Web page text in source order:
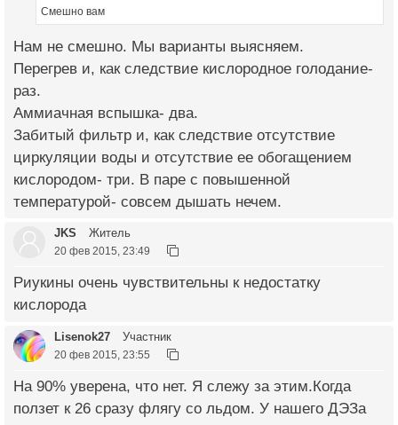
Смешно вам
Нам не смешно. Мы варианты выясняем.
Перегрев и, как следствие кислородное голодание-
раз.
Аммиачная вспышка- два.
Забитый фильтр и, как следствие отсутствие
циркуляции воды и отсутствие ее обогащением
кислородом- три. В паре с повышенной
температурой- совсем дышать нечем.
JKS Житель
20 фев 2015, 23:49
Риукины очень чувствительны к недостатку
кислорода
Lisenok27 Участник
20 фев 2015, 23:55
На 90% уверена, что нет. Я слежу за этим.Когда
ползет к 26 сразу флягу со льдом. У нашего ДЭЗа